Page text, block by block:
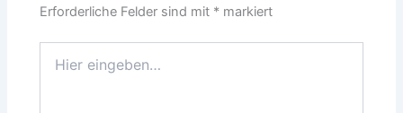
Erforderliche Felder sind mit * markiert
eingeben…